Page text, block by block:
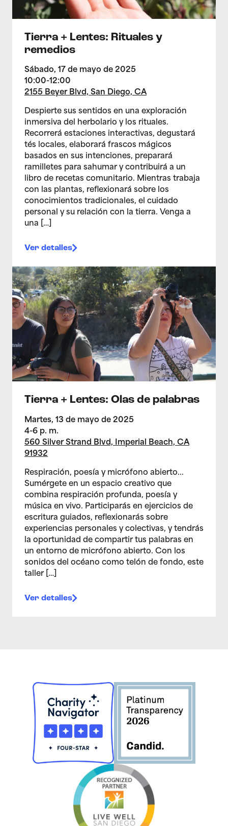
Tierra + Lentes: Rituales y
remedios
Sábado, 17 de mayo de 2025
10:00-12:00
2155 Beyer Blvd, San Diego, CA
Despierte sus sentidos en una exploración
inmersiva del herbolario y los rituales.
Recorrerá estaciones interactivas, degustará
tés locales, elaborará frascos mágicos
basados en sus intenciones, preparará
ramilletes para sahumar y contribuirá a un
libro de recetas comunitario. Mientras trabaja
con las plantas, reflexionará sobre los
conocimientos tradicionales, el cuidado
personal y su relación con la tierra. Venga a
una […]
Ver detalles
>Tierra + Lentes: Olas de palabras
Tierra + Lentes: Olas de palabras
Martes, 13 de mayo de 2025
4-6 p. m.
560 Silver Strand Blvd, Imperial Beach, CA
91932
Respiración, poesía y micrófono abierto...
Sumérgete en un espacio creativo que
combina respiración profunda, poesía y
música en vivo. Participarás en ejercicios de
escritura guiados, reflexionarás sobre
experiencias personales y colectivas, y tendrás
la oportunidad de compartir tus palabras en
un entorno de micrófono abierto. Con los
sonidos del océano como telón de fondo, este
taller […]
Ver detalles